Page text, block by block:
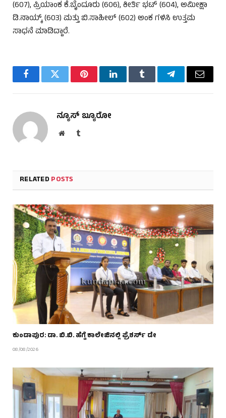
(607), ಪ್ರಿಯಾಂಕ ಕೆ.ಬೈಂದೂರು (606), ಕೀರ್ತಿ ಭಟ್ (604), ಅಮೀಕ್ಷಾ
ಡಿ.ನಾಯ್ಕ್ (603) ಮತ್ತು ಬಿ.ಸಾಹೀಲ್ (602) ಅಂಕ ಗಳಿಸಿ ಉತ್ತಮ
ಸಾಧನೆ ಮಾಡಿದ್ದಾರೆ.
FacebookTwitter PinterestLinkedInTumblr TelegramEmail
ನ್ಯೂಸ್ ಬ್ಯೂರೋ
WebsiteTumblr
RELATEDPOSTS
ಕುಂದಾಪುರ: ಡಾ. ಬಿ.ಬಿ. ಹೆಗ್ಡೆ ಕಾಲೇಜಿನಲ್ಲಿ ಫ್ರೆಶರ್ಸ್ ಡೇ
08/08/2026